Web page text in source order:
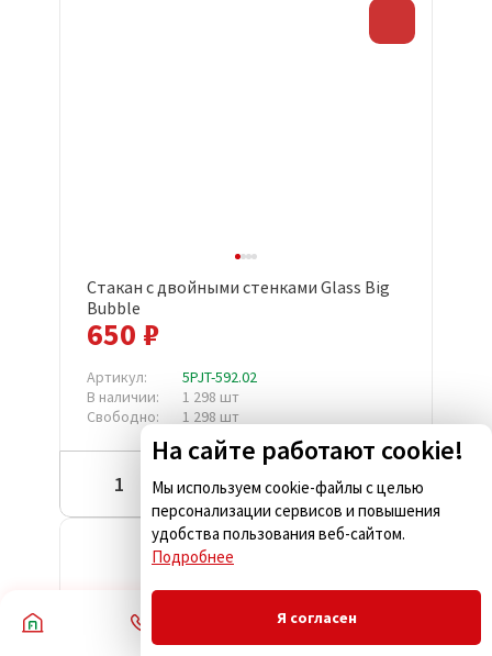
Стакан с двойными стенками Glass Big
Bubble
650 ₽
Артикул:
5PJT-592.02
В наличии:
1 298 шт
Свободно:
1 298 шт
Купить
На сайте работают cookie!
Мы используем cookie-файлы с целью
персонализации сервисов и повышения
удобства пользования веб-сайтом.
Подробнее
Я согласен